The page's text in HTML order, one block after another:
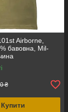
Airborne,
бавовна, Mil-
₴
Купити